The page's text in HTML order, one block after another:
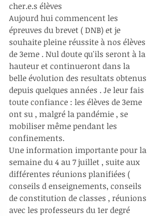
cher.e.s élèves
Aujourd hui commencent les
épreuves du brevet ( DNB) et je
souhaite pleine réussite à nos élèves
de 3eme . Nul doute qu'ils seront à la
hauteur et continueront dans la
belle évolution des resultats obtenus
depuis quelques années . Je leur fais
toute confiance : les élèves de 3eme
ont su , malgré la pandémie , se
mobiliser même pendant les
confinements.
Une information importante pour la
semaine du 4 au 7 juillet , suite aux
différentes réunions planifiées (
conseils d enseignements, conseils
de constitution de classes , réunions
avec les professeurs du 1er degré